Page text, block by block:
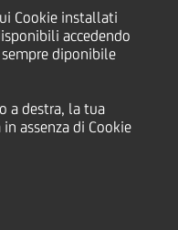
Cookie installati
accedendo
sempre diponibile
a destra, la tua
assenza di Cookie